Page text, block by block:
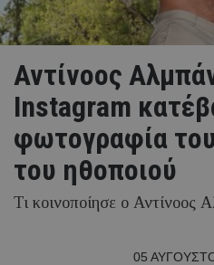
Αντίνοος
Instagram
φωτογραφία
του ηθοποιού
Τι κοινοποίησε ο Αντίνοος
05